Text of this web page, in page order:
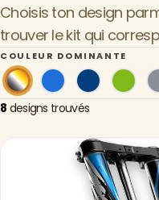
Choisis ton design
trouver le kit qui
COULEUR DOMINANTE
8 designs trouvés